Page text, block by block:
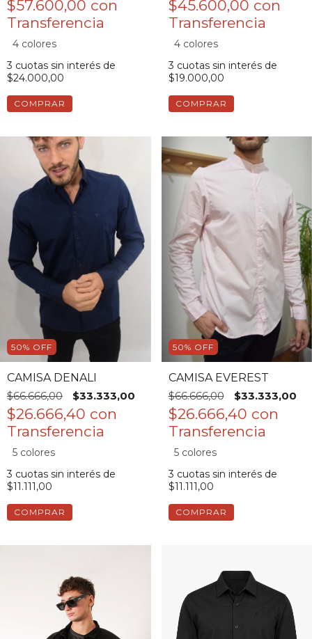
$57.600,00 con
4 colores
3 cuotas sin interés de
$24.000,00
COMPRAR
$45.600,00 con
4 colores
3 cuotas sin interés de
$19.000,00
COMPRAR
50% OFF
CAMISA DENALI
$66.666,00
$33.333,00
$26.666,40 con
5 colores
3 cuotas sin interés de
$11.111,00
COMPRAR
50% OFF
CAMISA EVEREST
$66.666,00
$33.333,00
$26.666,40 con
5 colores
3 cuotas sin interés de
$11.111,00
COMPRAR